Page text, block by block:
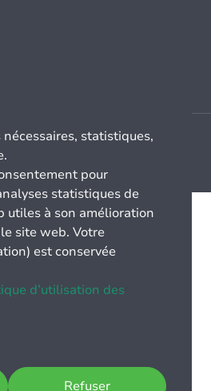
statistiques,
pour
statistiques de
à son amélioration
site web. Votre
est conservée
d’utilisation des
Refuser